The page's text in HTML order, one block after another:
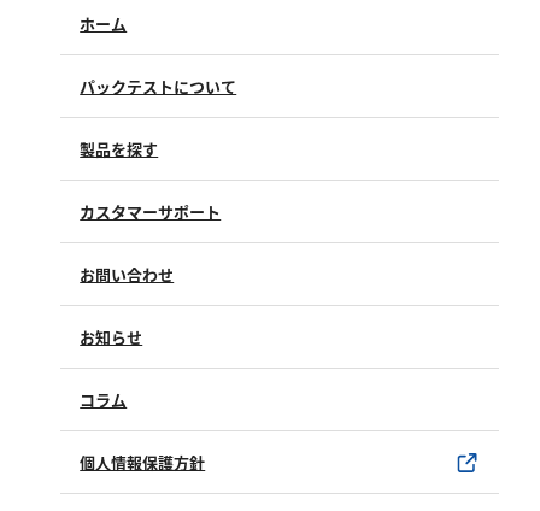
ホーム
パックテストについて
製品を探す
カスタマーサポート
製品のご購入について
SDSについて
水銀使用製品について
該非判定書について
お問い合わせ
試薬サンプル
製品カタログ
お知らせ
コラム
個人情報保護方針